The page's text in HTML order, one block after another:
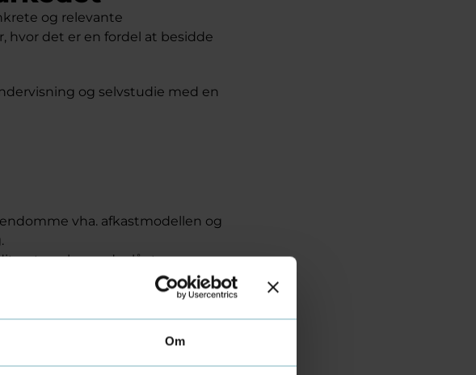
Om
og relevante
det er en fordel at besidde
og selvstudie med en
vha. afkastmodellen og
herunder låntyper og